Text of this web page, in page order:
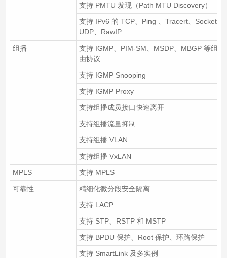
支持 PMTU 发现（Path MTU Discovery）
支持 IPv6 的 TCP、Ping 、Tracert、Socket、
UDP、RawIP
组播
支持 IGMP、PIM-SM、MSDP、MBGP 等组播
由协议
支持 IGMP Snooping
支持 IGMP Proxy
支持组播成员接口快速离开
支持组播流量抑制
支持组播 VLAN
支持组播 VxLAN
MPLS
支持 MPLS
可靠性
精细化微分段安全隔离
支持 LACP
支持 STP、RSTP 和 MSTP
支持 BPDU 保护、Root 保护、环路保护
支持 SmartLink 及多实例